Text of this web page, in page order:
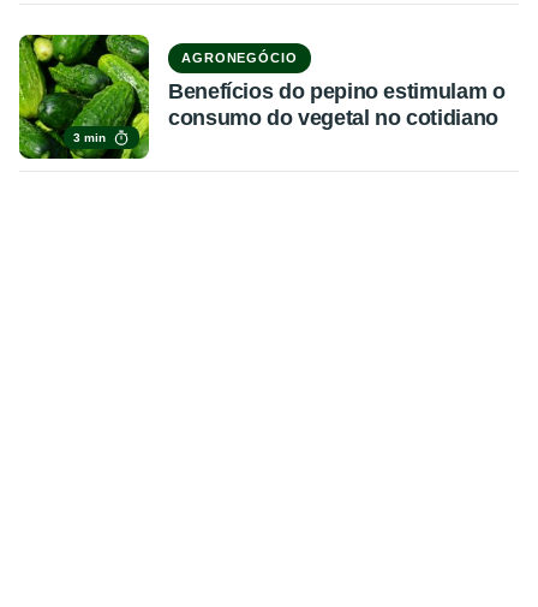
3 min
AGRONEGÓCIO
Benefícios do pepino estimulam o
consumo do vegetal no cotidiano